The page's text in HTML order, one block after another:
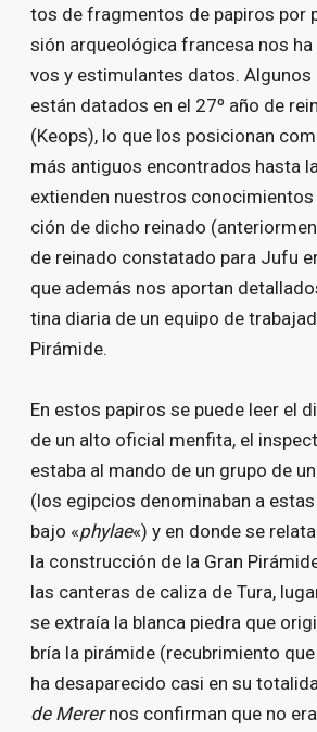
tos de frag­men­tos de pa­pi­ros por
sión ar­queo­ló­gi­ca fran­ce­sa nos
vos y es­ti­mu­lan­tes da­tos.
es­tán da­ta­dos en el 27º año de
(Keops), lo que los po­si­cio­nan
más an­ti­guos en­con­tra­dos has­ta
ex­tien­den nues­tros
ción de di­cho reina­do
de reina­do cons­ta­ta­do pa­ra Ju­fu
que ade­más nos apor­tan
ti­na dia­ria de un equi­po de
Pi­rá­mi­de.
En es­tos pa­pi­ros se pue­de leer el
de un al­to ofi­cial men­fi­ta, el
es­ta­ba al man­do de un gru­po de
(los egip­cios de­no­mi­na­ban a
ba­jo «phy­lae«) y en don­de se
la cons­truc­ción de la Gran
las can­te­ras de ca­li­za de Tu­ra,
se ex­traía la blan­ca pie­dra que
bría la pi­rá­mi­de (re­cu­bri­mien­to
ha des­a­pa­re­ci­do ca­si en su
de Me­rernos con­fir­man que no